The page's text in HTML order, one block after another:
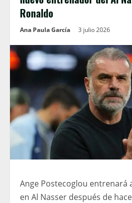
Ronaldo
Ana Paula García 3 julio 2026
Ange Postecoglou entrenará
en Al Nasser después de